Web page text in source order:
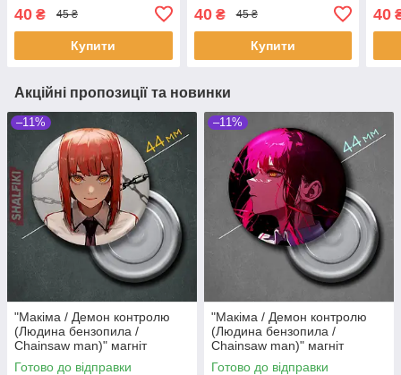
40 ₴ 45 ₴
Купити
40₴ 45 ₴
Купити
40
Акційні пропозиції та новинки
–11%
"Макіма / Демон контролю
(Людина бензопила /
Chainsaw man)" магніт
круглий Ø44 мм
Готово до відправки
–11%
"Макіма / Демон контролю
(Людина бензопила /
Chainsaw man)" магніт
круглий Ø44 мм
Готово до відправки